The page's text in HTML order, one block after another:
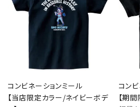
コンビネーションミール
【当店限定カラー/ネイビーボデ
コン
【期